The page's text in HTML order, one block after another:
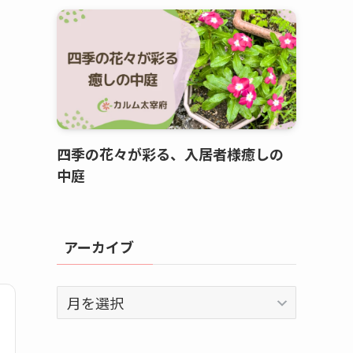
四季の花々が彩る、入居者様癒しの
中庭
アーカイブ
ア
ー